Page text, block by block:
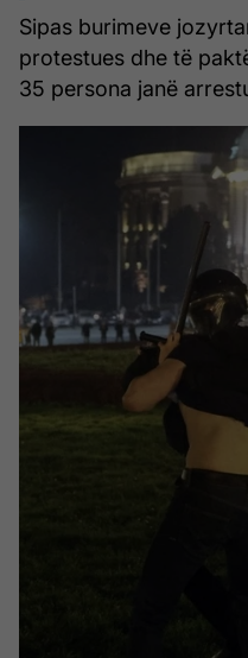
Sipas burimeve
protestues dhe të
35 persona janë